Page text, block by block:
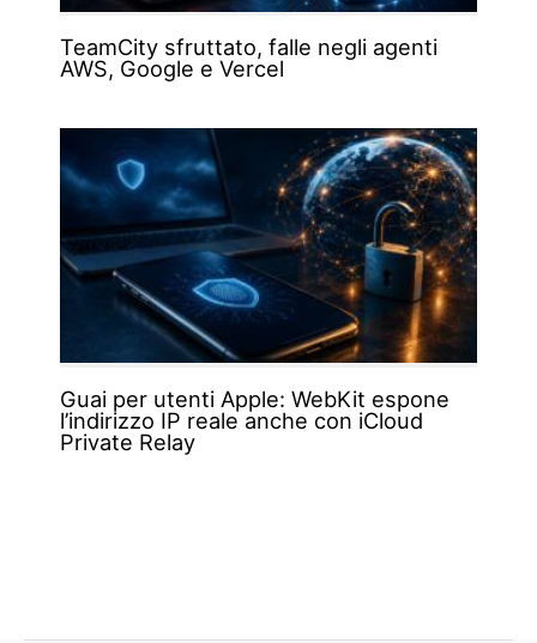
TeamCity sfruttato, falle negli agenti
AWS, Google e Vercel
Guai per utenti Apple: WebKit espone
l’indirizzo IP reale anche con iCloud
Private Relay